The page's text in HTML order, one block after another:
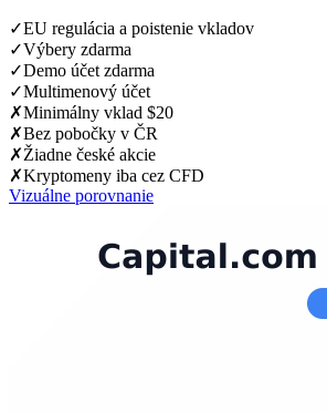
✓EU regulácia a poistenie vkladov
✓Výbery zdarma
✓Demo účet zdarma
✓Multimenový účet
✗Minimálny vklad $20
✗Bez pobočky v ČR
✗Žiadne české akcie
✗Kryptomeny iba cez CFD
Vizuálne porovnanie